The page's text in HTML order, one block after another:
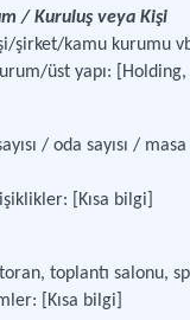
/ Kuruluş veya Kişi
şirket/kamu kurumu
üst yapı:
/ oda sayısı /
[Kısa bilgi]
toplantı salonu,
[Kısa bilgi]